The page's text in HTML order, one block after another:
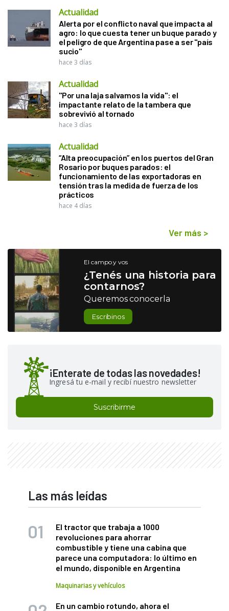
Actualidad
Alerta por el conflicto naval que impacta al
agro: lo que cuesta tener un buque parado y
el peligro de que Argentina pase a ser "país
sucio"
hace 3 días
Actualidad
"Por una laja salvamos la vida": el
impactante relato de la tambera que
sobrevivió al tornado
hace 3 días
Actualidad
“Alta preocupación” en los puertos del Gran
Rosario por buques parados: el
funcionamiento de las exportadoras en
tensión tras la medida de fuerza de los
prácticos
hace 4 días
Ver más >
El campo y vos
¿Tenés una historia para
contarnos?
Queremos conocerla
Escribinos
¡Enterate de todas las novedades!
Ingresá tu e-mail y recibí nuestro newsletter
Suscribirme
Las más leídas
El tractor que trabaja a 1000
revoluciones para ahorrar
combustible y tiene una cabina que
parece una computadora: lo último en
el mundo, disponible en Argentina
Maquinarias y vehículos
En un cambio rotundo, ahora el